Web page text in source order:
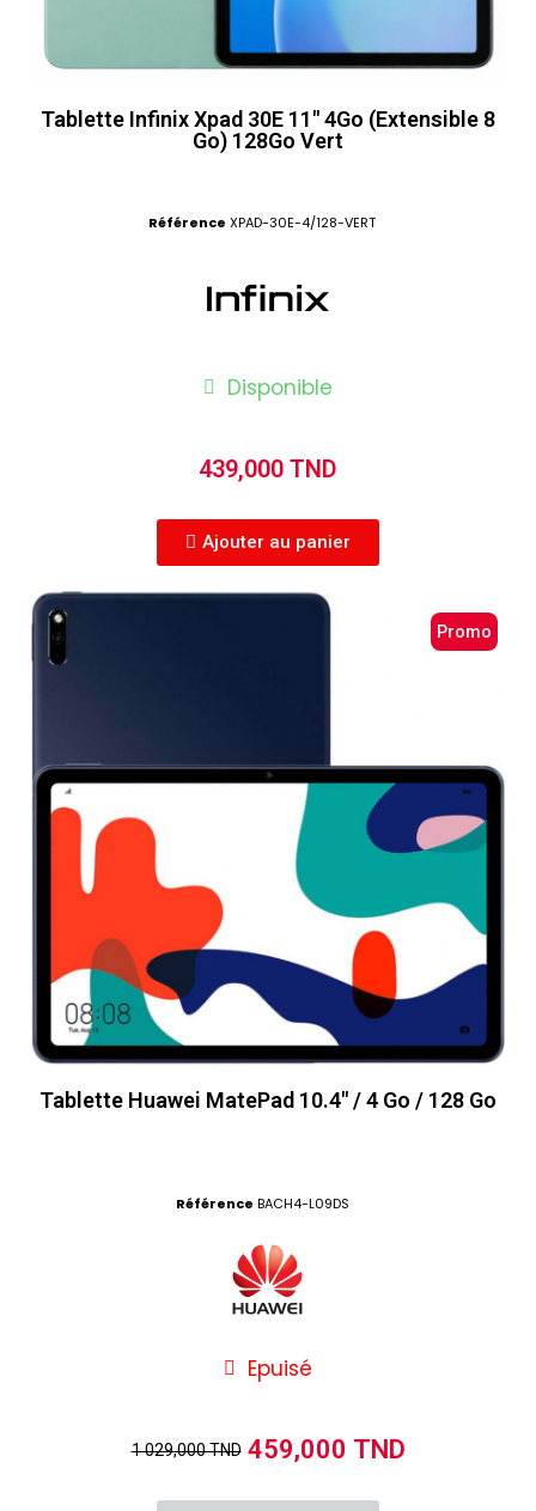
Tablette Infinix Xpad 30E 11" 4Go (Extensible 8
Go) 128Go Vert
Référence XPAD-30E-4/128-VERT
Disponible
439,000 TND
Ajouter au panier
Promo
Tablette Huawei MatePad 10.4" / 4 Go / 128 Go
Référence BACH4-L09DS
Epuisé
1 029,000 TND 459,000 TND